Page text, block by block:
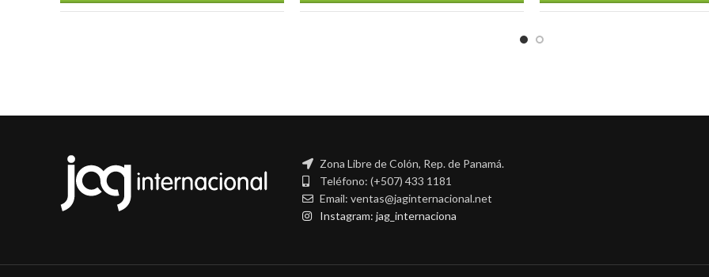
Zona Libre de Colón, Rep. de Panamá.
Teléfono: (+507) 433 1181
Email: ventas@jaginternacional.net
Instagram: jag_internaciona